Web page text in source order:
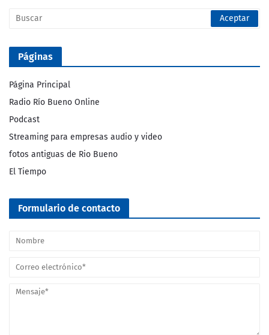
Páginas
Página Principal
Radio Río Bueno Online
Podcast
Streaming para empresas audio y video
fotos antiguas de Rio Bueno
El Tiempo
Formulario de contacto